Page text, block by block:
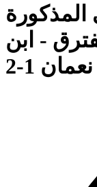
المذكورة
- ابن
1-2